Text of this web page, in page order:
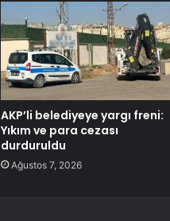
AKP’li belediyeye yargı freni:
Yıkım ve para cezası
durduruldu
Ağustos 7, 2026